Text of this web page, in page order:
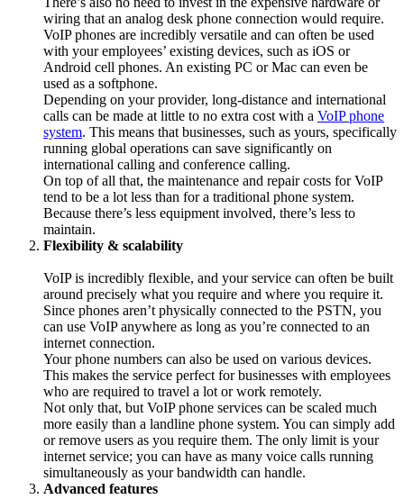
wiring that an analog desk phone connection would require.
VoIP phones are incredibly versatile and can often be used
with your employees’ existing devices, such as iOS or
Android cell phones. An existing PC or Mac can even be
used as a softphone.
Depending on your provider, long-distance and international
calls can be made at little to no extra cost with a VoIP phone
system. This means that businesses, such as yours, specifically
running global operations can save significantly on
international calling and conference calling.
On top of all that, the maintenance and repair costs for VoIP
tend to be a lot less than for a traditional phone system.
Because there’s less equipment involved, there’s less to
maintain.
Flexibility & scalability
VoIP is incredibly flexible, and your service can often be built
around precisely what you require and where you require it.
Since phones aren’t physically connected to the PSTN, you
can use VoIP anywhere as long as you’re connected to an
internet connection.
Your phone numbers can also be used on various devices.
This makes the service perfect for businesses with employees
who are required to travel a lot or work remotely.
Not only that, but VoIP phone services can be scaled much
more easily than a landline phone system. You can simply add
or remove users as you require them. The only limit is your
internet service; you can have as many voice calls running
simultaneously as your bandwidth can handle.
Advanced features